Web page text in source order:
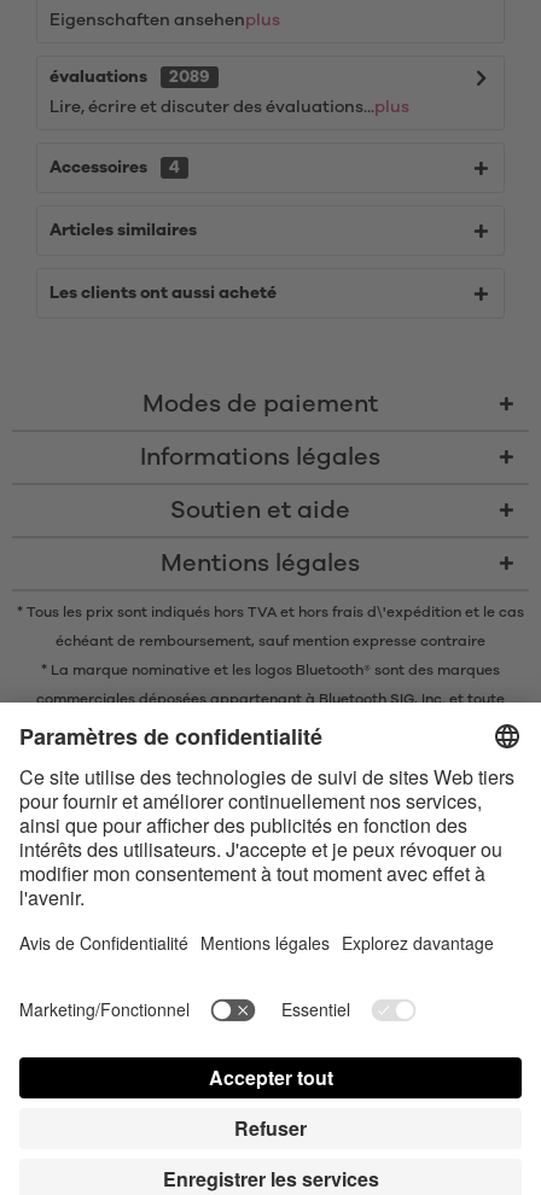
Eigenschaften ansehenplus
évaluations
2089
Lire, écrire et discuter des évaluations...plus
Accessoires 4
Articles similaires
Les clients ont aussi acheté
Modes de paiement
Informations légales
Soutien et aide
Mentions légales
* Tous les prix sont indiqués hors TVA et hors frais d\'expédition et le cas
échéant de remboursement, sauf mention expresse contraire
* La marque nominative et les logos Bluetooth® sont des marques
commerciales déposées appartenant à Bluetooth SIG, Inc. et toute
utilisation de ces marques par EIS GmbH est soumise à une licence.
Satisfyer Connect App Legal notice
Satisfyer Connect App Terms and Conditions
Frais de livraison Partner Portal